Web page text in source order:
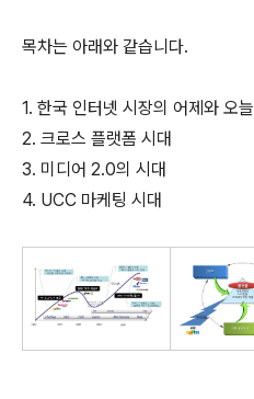
목차는 아래와 같습니다.
1. 한국 인터넷 시장의 어제와 오늘
2. 크로스 플랫폼 시대
3. 미디어 2.0의 시대
4. UCC 마케팅 시대